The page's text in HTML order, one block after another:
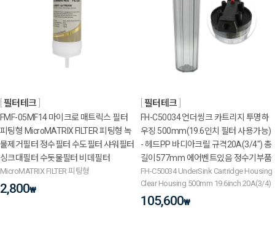
필터테크
FMF-05MF14 마이크로 매트릭스 필터
피팅형 MicroMATRIX FILTER 피팅형 녹
물제거필터 정수필터 수도필터 샤워필터
싱크대필터 수돗물필터 비데필터
MicroMATRIX FILTER 피팅형
2,800₩
필터테크
FH-C50034 언더씽크 카트리지 투명하
우징 500mm(19.6인치 필터 사용가능)
- 헤드PP 바디아크릴 규격20A(3/4") 총
길이577mm 에어벤트있음 정수기부품
FH-C50034 UnderSink Cartridge Housing
Clear Housing 500mm 19.6inch 20A(3/4)
105,600₩